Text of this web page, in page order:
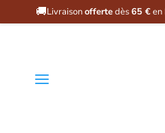
🚚Livraisonoffertedès65 €en
a